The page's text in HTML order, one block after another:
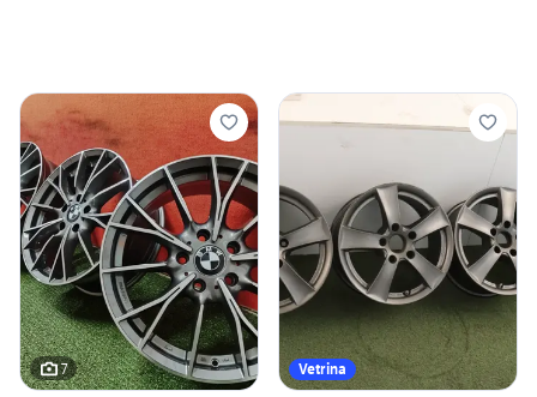
7 Vetrina